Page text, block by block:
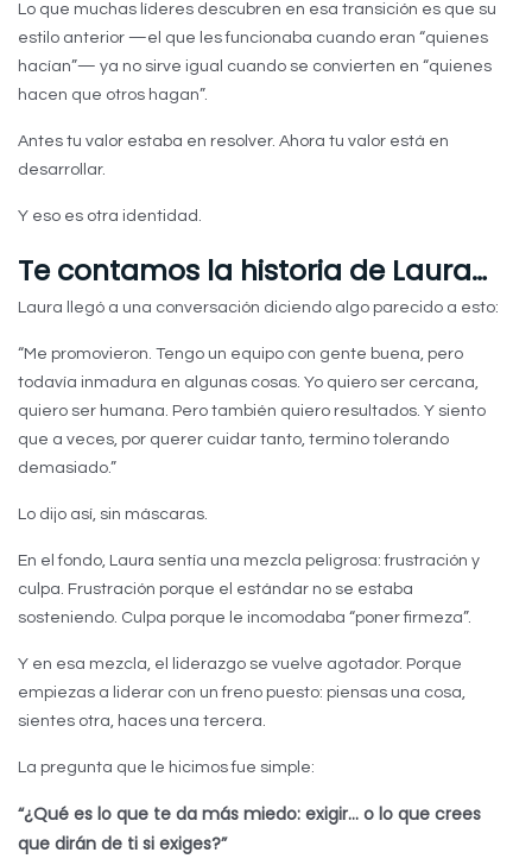
Lo que muchas líderes descubren en esa transición es que su
estilo anterior —el que les funcionaba cuando eran “quienes
hacían”— ya no sirve igual cuando se convierten en “quienes
hacen que otros hagan”.
Antes tu valor estaba en resolver. Ahora tu valor está en
desarrollar.
Y eso es otra identidad.
Te contamos la historia de Laura…
Laura llegó a una conversación diciendo algo parecido a esto:
“Me promovieron. Tengo un equipo con gente buena, pero
todavía inmadura en algunas cosas. Yo quiero ser cercana,
quiero ser humana. Pero también quiero resultados. Y siento
que a veces, por querer cuidar tanto, termino tolerando
demasiado.”
Lo dijo así, sin máscaras.
En el fondo, Laura sentía una mezcla peligrosa: frustración y
culpa. Frustración porque el estándar no se estaba
sosteniendo. Culpa porque le incomodaba “poner firmeza”.
Y en esa mezcla, el liderazgo se vuelve agotador. Porque
empiezas a liderar con un freno puesto: piensas una cosa,
sientes otra, haces una tercera.
La pregunta que le hicimos fue simple:
“¿Qué es lo que te da más miedo: exigir… o lo que crees
que dirán de ti si exiges?”